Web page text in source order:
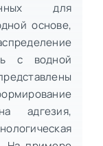
для
основе,
с водной
адгезия,